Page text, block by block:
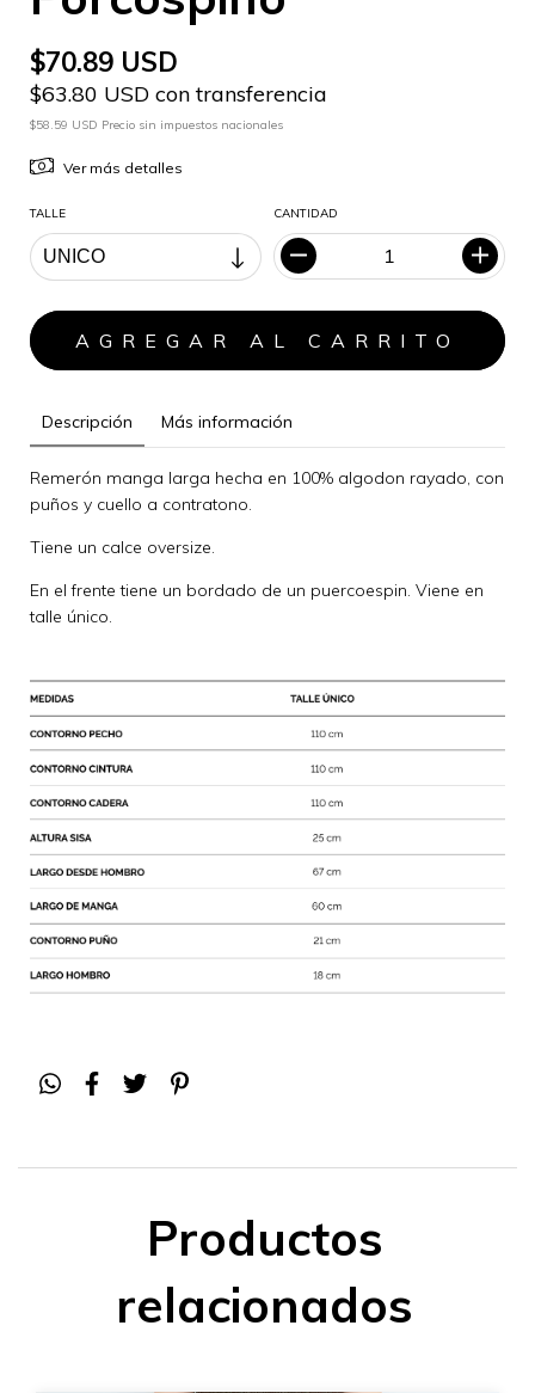
$70.89 USD
$63.80 USD con transferencia
$58.59 USD Precio sin impuestos nacionales
Ver más detalles
TALLE CANTIDAD
Descripción Más información
Remerón manga larga hecha en 100% algodon rayado, con
puños y cuello a contratono.
Tiene un calce oversize.
En el frente tiene un bordado de un puercoespin. Viene en
talle único.
Productos
relacionados